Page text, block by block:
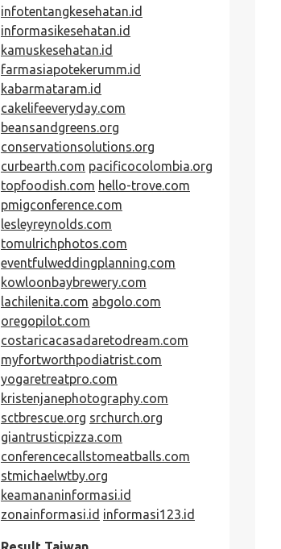
infotentangkesehatan.id
informasikesehatan.id
kamuskesehatan.id
farmasiapotekerumm.id
kabarmataram.id
cakelifeeveryday.com
beansandgreens.org
conservationsolutions.org
curbearth.com pacificocolombia.org
topfoodish.com hello-trove.com
pmigconference.com
lesleyreynolds.com
tomulrichphotos.com
eventfulweddingplanning.com
kowloonbaybrewery.com
lachilenita.com abgolo.com
oregopilot.com
costaricacasadaretodream.com
myfortworthpodiatrist.com
yogaretreatpro.com
kristenjanephotography.com
sctbrescue.org srchurch.org
giantrusticpizza.com
conferencecallstomeatballs.com
stmichaelwtby.org
keamananinformasi.id
zonainformasi.id informasi123.id